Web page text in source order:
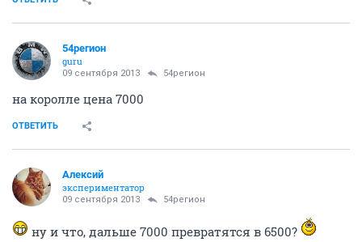
54регион
guru
09 сентября 2013 54регион
на королле цена 7000
ОТВЕТИТЬ
Алексий
экспериментатор
09 сентября 2013 54регион
ну и что, дальше 7000 превратятся в 6500?